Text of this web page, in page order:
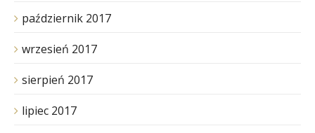
październik 2017
wrzesień 2017
sierpień 2017
lipiec 2017